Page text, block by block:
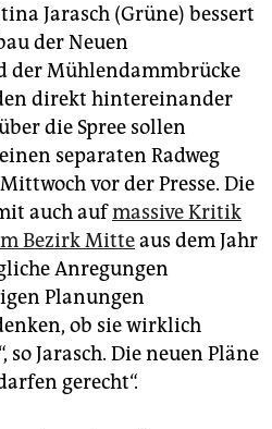
Jarasch (Grüne) bessert
der Neuen
der Mühlendammbrücke
direkt hintereinander
die Spree sollen
separaten Radweg
vor der Presse. Die
auch aufmassive Kritik
Bezirk Mitteaus dem Jahr
Anregungen
Planungen
ob sie wirklich
Jarasch. Die neuen Pläne
gerecht“.